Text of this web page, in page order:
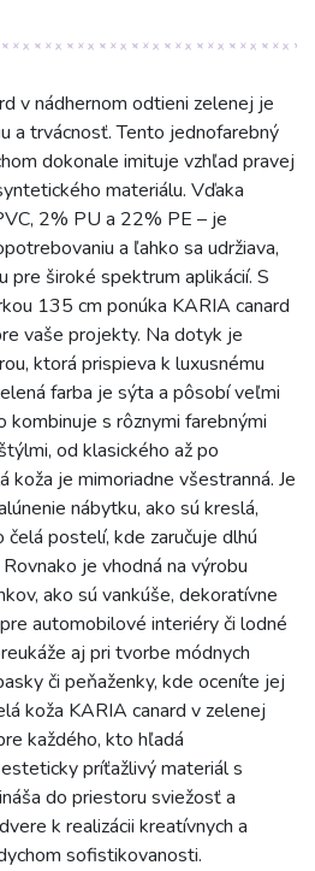
v nádhernom odtieni zelenej je
a trvácnosť. Tento jednofarebný
dokonale imituje vzhľad pravej
materiálu. Vďaka
2% PU a 22% PE – je
a ľahko sa udržiava,
pre široké spektrum aplikácií. S
135 cm ponúka KARIA canard
vaše projekty. Na dotyk je
ktorá prispieva k luxusnému
farba je sýta a pôsobí veľmi
kombinuje s rôznymi farebnými
od klasického až po
koža je mimoriadne všestranná. Je
nábytku, ako sú kreslá,
postelí, kde zaručuje dlhú
je vhodná na výrobu
ako sú vankúše, dekoratívne
automobilové interiéry či lodné
aj pri tvorbe módnych
či peňaženky, kde oceníte jej
koža KARIA canard v zelenej
každého, kto hľadá
príťažlivý materiál s
do priestoru sviežosť a
k realizácii kreatívnych a
sofistikovanosti.